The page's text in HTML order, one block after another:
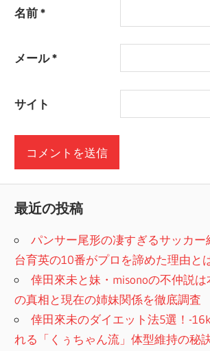
名前*
メール*
サイト
最近の投稿
パンサー尾形の凄すぎるサッカー
台育英の10番がプロを諦めた理由と
倖田來未と妹・misonoの不仲説
の真相と現在の姉妹関係を徹底調査
倖田來未のダイエット法5選！-
れる「くぅちゃん流」体型維持の秘